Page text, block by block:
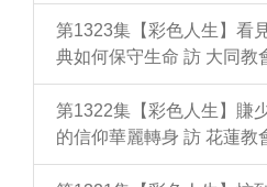
第1323集【彩色人生】看
典如何保守生命 訪 大同教
第1322集【彩色人生】賺
的信仰華麗轉身 訪 花蓮教